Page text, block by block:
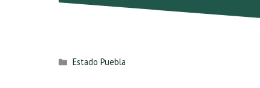
Categorías
Estado Puebla